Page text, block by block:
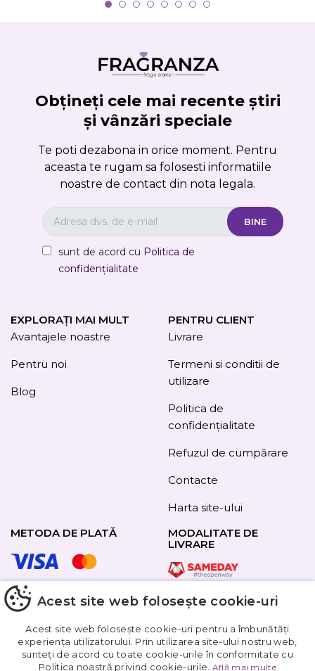
Obțineți cele mai recente știri
și vânzări speciale
Te poti dezabona in orice moment. Pentru
aceasta te rugam sa folosesti informatiile
noastre de contact din nota legala.
sunt de acord cu Politica de
confidențialitate
EXPLORAȚI MAI MULT
Avantajele noastre
Pentru noi
Blog
PENTRU CLIENT
Livrare
Termeni si conditii de
utilizare
Politica de
confidențialitate
Refuzul de cumpărare
Contacte
Harta site-ului
METODA DE PLATĂ
URMAȚI-NE
MODALITATE DE
LIVRARE
Obțineți
Acest site web folosește cookie-uri
Acest site web folosește cookie-uri pentru a îmbunătăți
experiența utilizatorului. Prin utilizarea site-ului nostru web,
sunteți de acord cu toate cookie-urile în conformitate cu
Politica noastră privind cookie-urile. Află mai multe